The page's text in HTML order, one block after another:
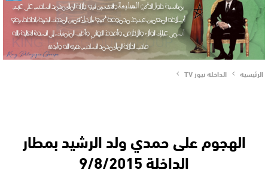
الرئيسية الداخلة نيوز TV
الهجوم على حمدي ولد الرشيد بمطار
الداخلة 9/8/2015